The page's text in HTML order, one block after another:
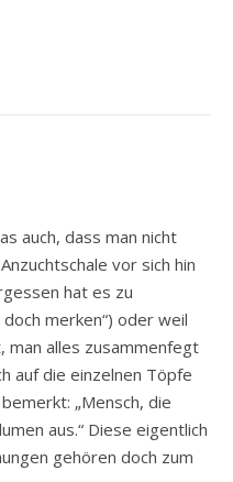
auch, dass man nicht
vor sich hin
hat es zu
merken“) oder weil
man alles zusammenfegt
auf die einzelnen Töpfe
„Mensch, die
aus.“ Diese eigentlich
gehören doch zum